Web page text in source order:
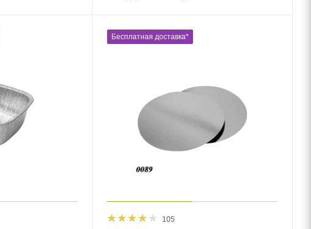
Бесплатная доставка*
105